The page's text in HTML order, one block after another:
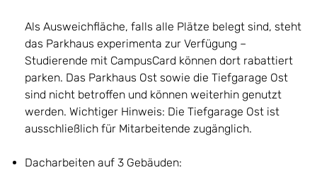
Als Ausweichfläche, falls alle Plätze belegt sind, steht
das Parkhaus experimenta zur Verfügung –
Studierende mit CampusCard können dort rabattiert
parken. Das Parkhaus Ost sowie die Tiefgarage Ost
sind nicht betroffen und können weiterhin genutzt
werden. Wichtiger Hinweis: Die Tiefgarage Ost ist
ausschließlich für Mitarbeitende zugänglich.
Dacharbeiten auf 3 Gebäuden: